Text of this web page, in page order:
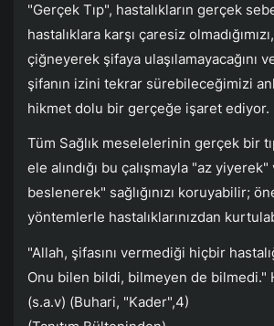
"Gerçek Tıp", hastalıkların gerçek
hastalıklara karşı çaresiz
çiğneyerek şifaya ulaşılamayacağını
şifanın izini tekrar sürebileceğimizi
hikmet dolu bir gerçeğe işaret ediyor.
Tüm Sağlık meselelerinin gerçek bir
ele alındığı bu çalışmayla "az
beslenerek" sağlığınızı koruyabilir;
yöntemlerle hastalıklarınızdan
"Allah, şifasını vermediği hiçbir
Onu bilen bildi, bilmeyen de bilmedi."
(s.a.v) (Buhari, "Kader",4)